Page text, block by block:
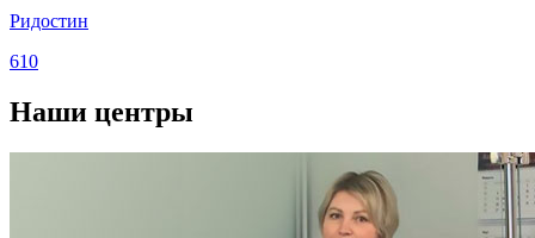
Ридостин
610
Наши центры